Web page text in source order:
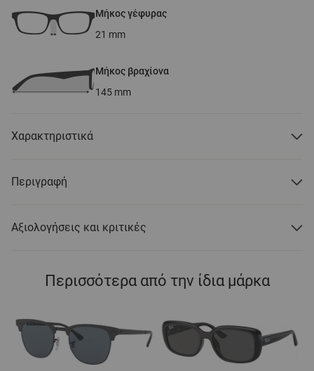
Μήκος γέφυρας
21 mm
Μήκος βραχίονα
145 mm
Χαρακτηριστικά
Περιγραφή
Αξιολογήσεις και κριτικές
Περισσότερα από την ίδια μάρκα